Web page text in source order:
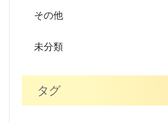
その他
未分類
タグ